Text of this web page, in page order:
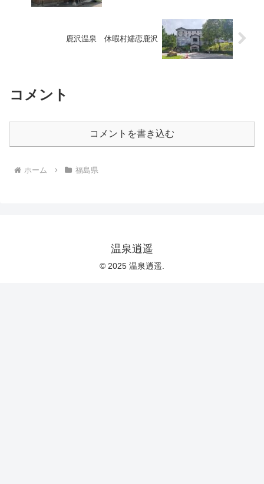
鹿沢温泉 休暇村嬬恋鹿沢
コメント
コメントを書き込む
ホーム 福島県
温泉逍遥
© 2025 温泉逍遥.